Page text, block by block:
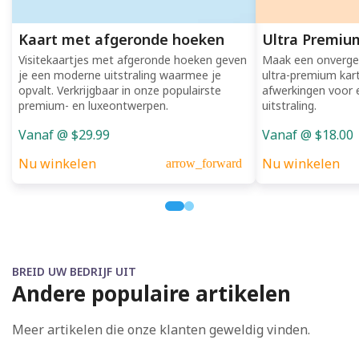
Kaart met afgeronde hoeken
Visitekaartjes met afgeronde hoeken geven
je een moderne uitstraling waarmee je
opvalt. Verkrijgbaar in onze populairste
premium- en luxeontwerpen.
Vanaf @ $29.99
Nu winkelen
arrow_forward
Ultra
Maak een
ultra-premium
afwerkingen voor
uitstraling.
Vanaf @ $18.00
Nu winkelen
BREID UW BEDRIJF UIT
Andere populaire artikelen
Meer artikelen die onze klanten geweldig vinden.